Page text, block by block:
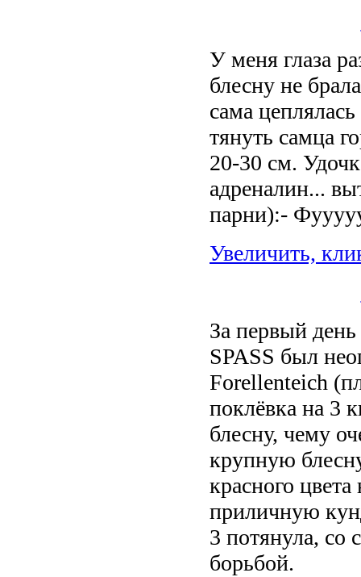
У меня глаза
блесну не
сама
тянуть самца
20-30 см.
адреналин...
парни):-
Увеличить,
За первый
SPASS был
Forellenteich
поклёвка на 3
блесну, чему
крупную
красного
приличную
3 потянула, со
борьбой.